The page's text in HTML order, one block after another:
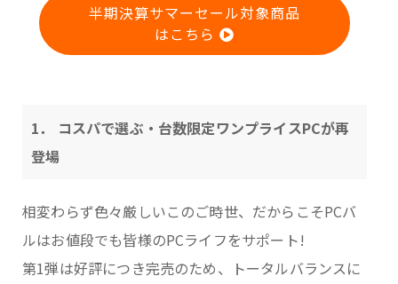
半期決算サマーセール対象商品
はこちら
1． コスパで選ぶ・台数限定ワンプライスPCが再
登場
相変わらず色々厳しいこのご時世、だからこそPCバ
ルはお値段でも皆様のPCライフをサポート!
第1弾は好評につき完売のため、トータルバランスに